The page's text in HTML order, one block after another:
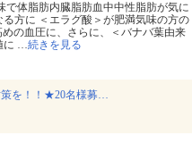
で体脂肪内臓脂肪血中中性脂肪が気に
方に ＜エラグ酸＞が肥満気味の方の
の血圧に、さらに、＜バナバ葉由来
に …続きを見る
策を！！★20名様募…